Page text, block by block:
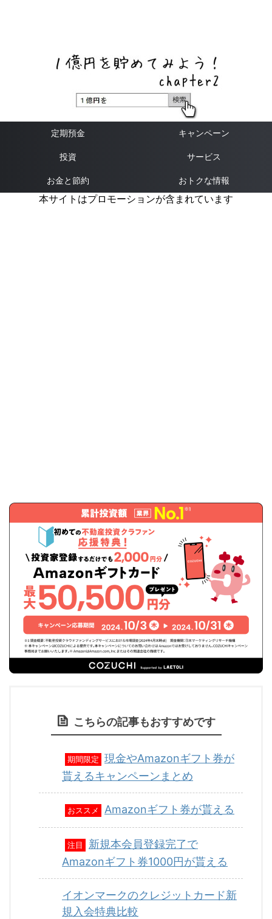
定期預金 キャンペーン
投資 サービス
お金と節約 おトクな情報
本サイトはプロモーションが含まれています
こちらの記事もおすすめです
期間限定
現金やAmazonギフト券が
貰えるキャンペーンまとめ
おススメ Amazonギフト券が貰える
注目
新規本会員登録完了で
Amazonギフト券1000円が貰える
イオンマークのクレジットカード新
規入会特典比較